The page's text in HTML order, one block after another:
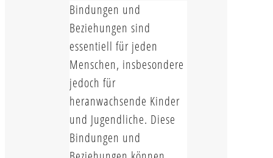
Bindungen und
Beziehungen sind
essentiell für jeden
Menschen, insbesondere
jedoch für
heranwachsende Kinder
und Jugendliche. Diese
Bindungen und